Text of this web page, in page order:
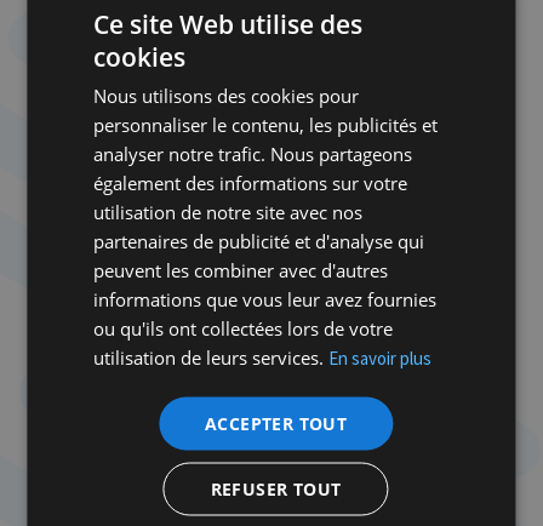
jour la contradiction inhérente à une société qui se
veut démocratique et tolère en même temps la
peuple soumis à sa loi. Mais que la démocratie soit
défaite, et aucun combat en faveur des droits des
Palestiniens ne sera possible.
La troisième, enfin, est grosse de menaces pour
Netanyahou, sinon pour les fous de Dieu, qui s’en
moquent : c’est le front de l’étranger. Les
Américains s’énervent, publiquement. L’évocation
rituelle des « valeurs partagées par nos deux
démocraties » sert désormais à une mise en garde
de moins en moins voilée contre un assaut contre
la démocratie israélienne qui ne laisserait plus rien
à « partager ». Les Européens s’agitent. En visite à
Paris pour trouver quelque consolation et redorer
son blason démocratique dans les bras de son
Ce site Web utilise des
cookies
Nous utilisons des cookies pour
personnaliser le contenu, les publicités et
analyser notre trafic. Nous partageons
également des informations sur votre
utilisation de notre site avec nos
partenaires de publicité et d'analyse qui
peuvent les combiner avec d'autres
informations que vous leur avez fournies
ou qu'ils ont collectées lors de votre
utilisation de leurs services. En savoir plus
ACCEPTER TOUT
REFUSER TOUT